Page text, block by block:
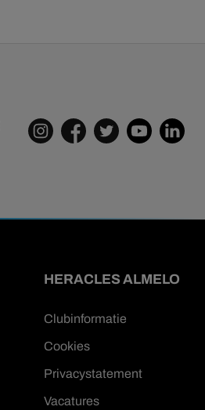
HERACLES ALMELO
Clubinformatie
Cookies
Privacystatement
Vacatures